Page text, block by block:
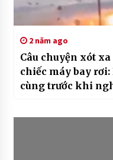
2 năm ago
Câu chuyện xót
chiếc máy bay
cùng trước khi